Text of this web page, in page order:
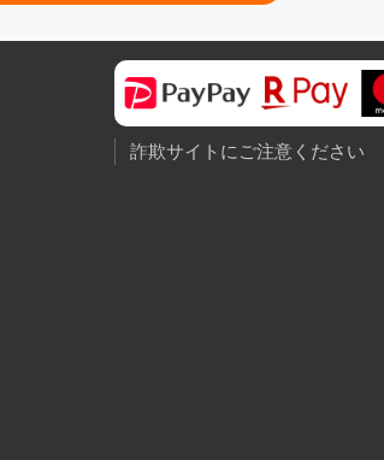
詐欺サイトにご注意ください